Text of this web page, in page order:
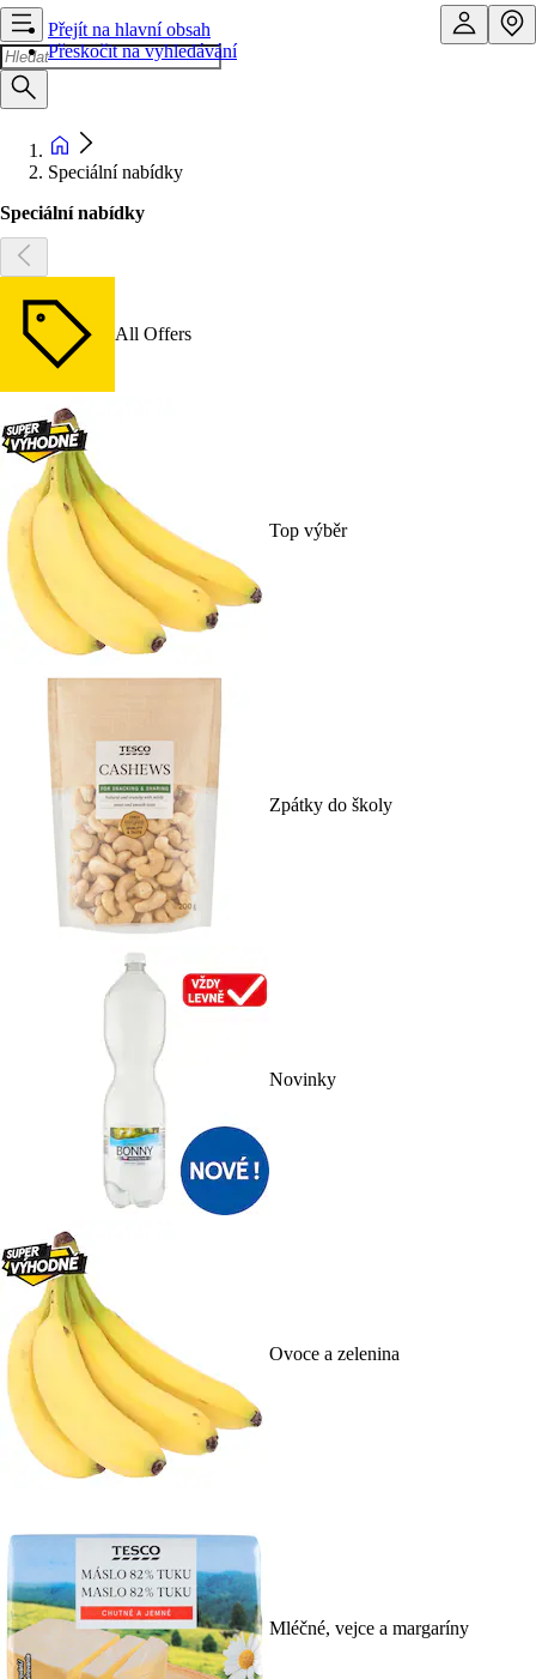
Přejít na hlavní obsah
Přeskočit na vyhledávání
Speciální nabídky
Speciální nabídky
All Offers
Top výběr
Zpátky do školy
Novinky
Ovoce a zelenina
Mléčné, vejce a margaríny